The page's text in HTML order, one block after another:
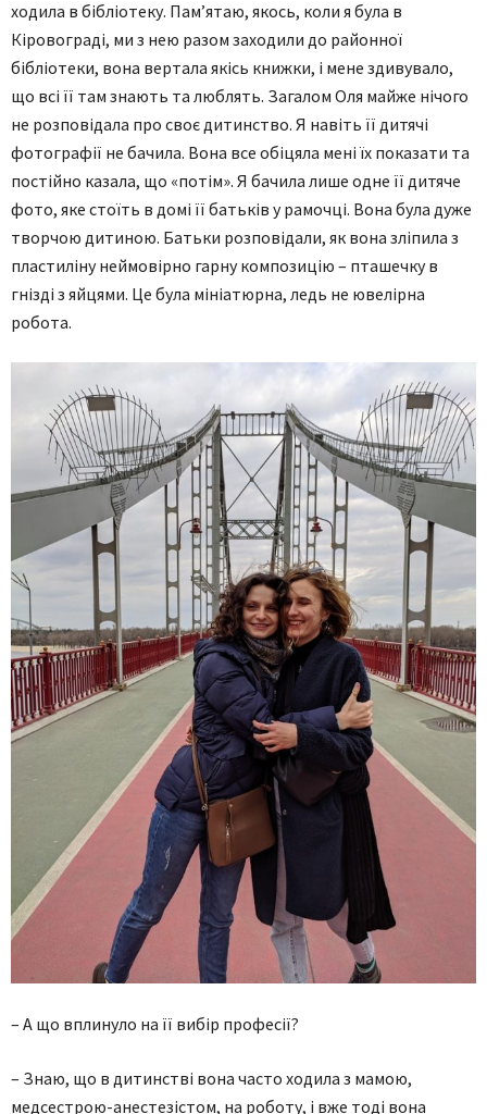
ходила в бібліотеку. Пам’ятаю, якось, коли я була в
Кіровограді, ми з нею разом заходили до районної
бібліотеки, вона вертала якісь книжки, і мене здивувало,
що всі її там знають та люблять. Загалом Оля майже нічого
не розповідала про своє дитинство. Я навіть її дитячі
фотографії не бачила. Вона все обіцяла мені їх показати та
постійно казала, що «потім». Я бачила лише одне її дитяче
фото, яке стоїть в домі її батьків у рамочці. Вона була дуже
творчою дитиною. Батьки розповідали, як вона зліпила з
пластиліну неймовірно гарну композицію – пташечку в
гнізді з яйцями. Це була мініатюрна, ледь не ювелірна
робота.
– А що вплинуло на її вибір професії?
– Знаю, що в дитинстві вона часто ходила з мамою,
медсестрою-анестезістом, на роботу, і вже тоді вона